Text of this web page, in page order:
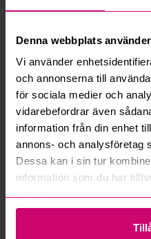
Denna webbplats
Vi använder
och annonserna till
för sociala medier och
vidarebefordrar även
information från din enhet
annons- och analysföretag
Dessa kan i sin tur
information som du har
Kan jag ångra ett bud?
Kan ni frakta mina vunna
Läs fler
Mer från samma kategori
Milwaukee